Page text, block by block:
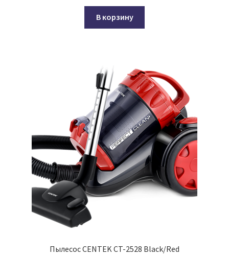
В корзину
Пылесос CENTEK CT-2528 Black/Red